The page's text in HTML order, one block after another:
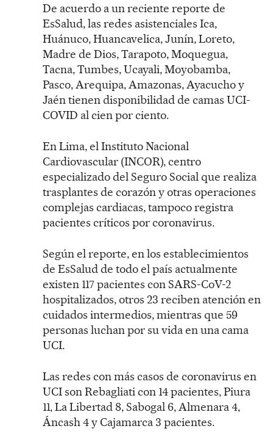
De acuerdo a un reciente reporte de
EsSalud, las redes asistenciales Ica,
Huánuco, Huancavelica, Junín, Loreto,
Madre de Dios, Tarapoto, Moquegua,
Tacna, Tumbes, Ucayali, Moyobamba,
Pasco, Arequipa, Amazonas, Ayacucho y
Jaén tienen disponibilidad de camas UCI-
COVID al cien por ciento.
En Lima, el Instituto Nacional
Cardiovascular (INCOR), centro
especializado del Seguro Social que realiza
trasplantes de corazón y otras operaciones
complejas cardiacas, tampoco registra
pacientes críticos por coronavirus.
Según el reporte, en los establecimientos
de EsSalud de todo el país actualmente
existen 117 pacientes con SARS-CoV-2
hospitalizados, otros 23 reciben atención en
cuidados intermedios, mientras que 59
personas luchan por su vida en una cama
UCI.
Las redes con más casos de coronavirus en
UCI son Rebagliati con 14 pacientes, Piura
11, La Libertad 8, Sabogal 6, Almenara 4,
Áncash 4 y Cajamarca 3 pacientes.